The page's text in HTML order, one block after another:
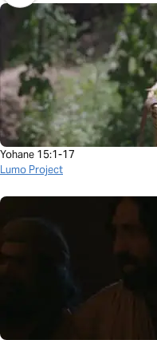
Yohane 15:1-17
Lumo Project